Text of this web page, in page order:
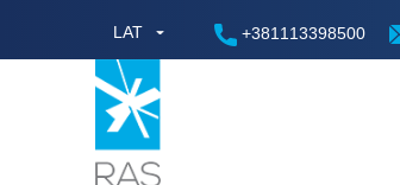
LAT +381113398500